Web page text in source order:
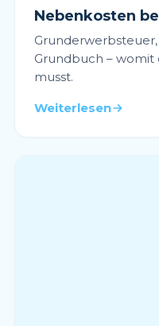
Nebenkosten
Grundbuch – womit
musst.
Weiterlesen